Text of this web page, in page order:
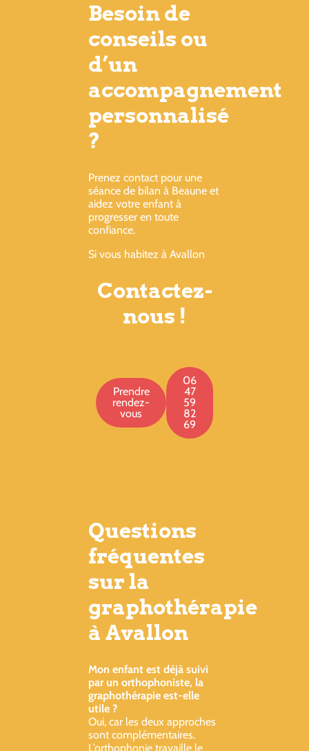
Besoin de
conseils ou
d’un
accompagnement
personnalisé
?
Prenez contact pour une
séance de bilan à Beaune et
aidez votre enfant à
progresser en toute
confiance.
Si vous habitez à Avallon
Contactez-
nous !
Prendre
rendez-
vous
06
47
59
82
69
Questions
fréquentes
sur la
graphothérapie
à Avallon
Mon enfant est déjà suivi
par un orthophoniste, la
graphothérapie est-elle
utile ?
Oui, car les deux approches
sont complémentaires.
L’orthophonie travaille le